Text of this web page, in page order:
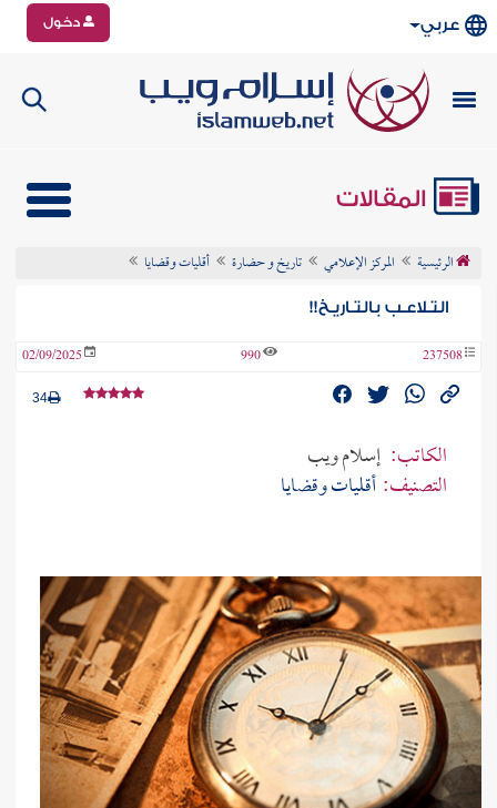
عربي دخول
المقالات
الرئيسية المركز الإعلامي تاريخ و حضارة أقليات وقضايا
التـلاعـب بالتـاريـخ!!
237508
990
02/09/2025
34
الكاتب: إسلام ويب
التصنيف:أقليات وقضايا